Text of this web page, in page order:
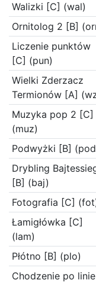
Walizki [C] (wal)
Ornitolog 2 [B]
Liczenie punktów
[C] (pun)
Wielki Zderzacz
Termionów [A]
Muzyka pop 2 [C]
(muz)
Podwyżki [B]
Drybling
[B] (baj)
Fotografia [C]
Łamigłówka [C]
(lam)
Płótno [B] (plo)
Chodzenie po linie